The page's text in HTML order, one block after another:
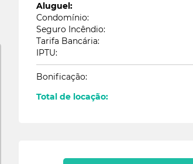
Aluguel:
Condomínio:
Seguro Incêndio:
Tarifa Bancária:
IPTU:
Bonificação:
Total de locação: